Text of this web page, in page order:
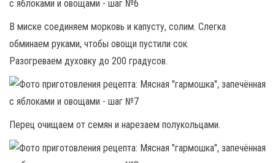
В миске соединяем морковь и капусту, солим. Слегка
обминаем руками, чтобы овощи пустили сок.
Разогреваем духовку до 200 градусов.
Перец очищаем от семян и нарезаем полукольцами.